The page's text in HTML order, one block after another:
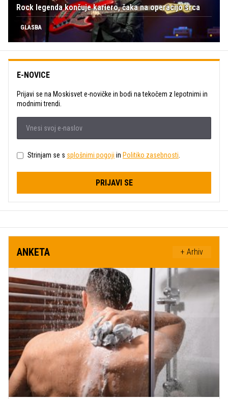
Rock legenda končuje kariero, čaka na operacijo srca
GLASBA
E-NOVICE
Prijavi se na Moskisvet e-novičke in bodi na tekočem z lepotnimi in
modnimi trendi.
Strinjam se s splošnimi pogoji in Politiko zasebnosti.
PRIJAVI SE
ANKETA + Arhiv